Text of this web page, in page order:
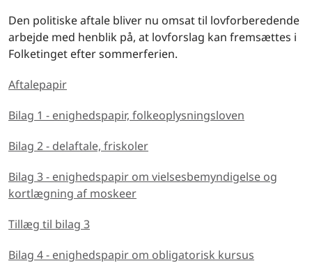
Den politiske aftale bliver nu omsat til lovforberedende
arbejde med henblik på, at lovforslag kan fremsættes i
Folketinget efter sommerferien.
Aftalepapir
Bilag 1 - enighedspapir, folkeoplysningsloven
Bilag 2 - delaftale, friskoler
Bilag 3 - enighedspapir om vielsesbemyndigelse og
kortlægning af moskeer
Tillæg til bilag 3
Bilag 4 - enighedspapir om obligatorisk kursus